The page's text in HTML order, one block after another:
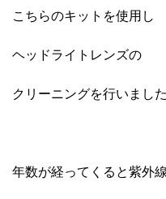
こちらのキットを使用し
ヘッドライトレンズの
クリーニングを行いました
年数が経ってくると紫外